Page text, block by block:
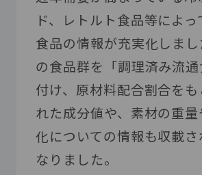
ド、レトルト食品等によ
食品の情報が充実化しま
の食品群を「調理済み流
付け、原材料配合割合を
れた成分値や、素材の重
化についての情報も収載
なりました。